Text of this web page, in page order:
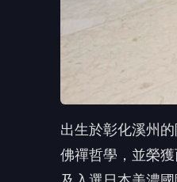
館、南斯拉夫應
熱愛始終不變，
真摯的印記。